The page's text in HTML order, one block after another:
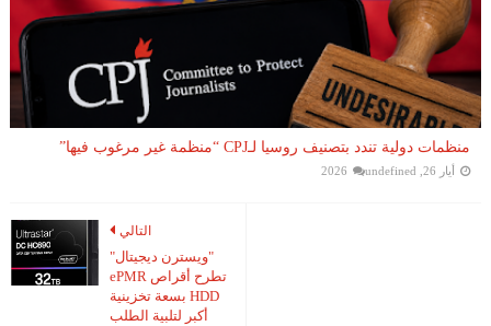
منظمات دولية تندد بتصنيف روسيا لـCPJ “منظمة غير مرغوب فيها”
أيار 26, 2026 undefined
التالي
"ويسترن ديجيتال"
تطرح أقراص ePMR
HDD بسعة تخزينية
أكبر لتلبية الطلب